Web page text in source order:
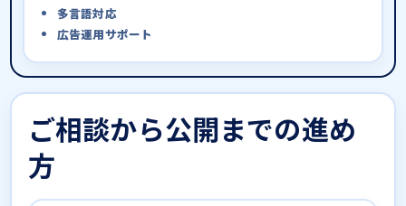
多言語対応
広告運用サポート
ご相談から公開までの進め
方